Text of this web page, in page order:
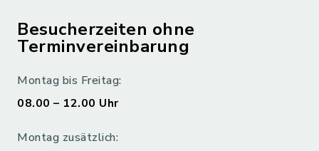
Besucherzeiten ohne
Terminvereinbarung
Montag bis Freitag:
08.00 – 12.00 Uhr
Montag zusätzlich: